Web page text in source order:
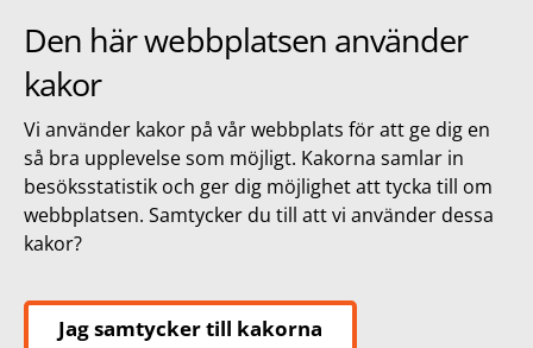
Den här webbplatsen använder
kakor
Vi använder kakor på vår webbplats för att ge dig en
så bra upplevelse som möjligt. Kakorna samlar in
besöksstatistik och ger dig möjlighet att tycka till om
webbplatsen. Samtycker du till att vi använder dessa
kakor?
Jag samtycker till kakorna